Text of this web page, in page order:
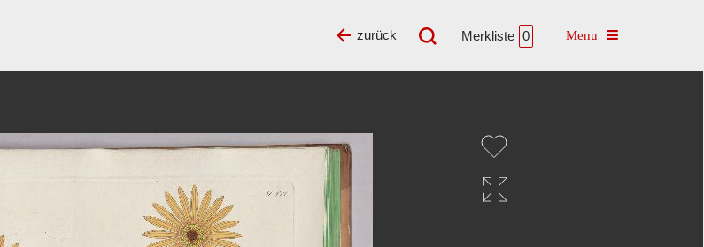
Merkliste 0 Toggle navigation
zurück